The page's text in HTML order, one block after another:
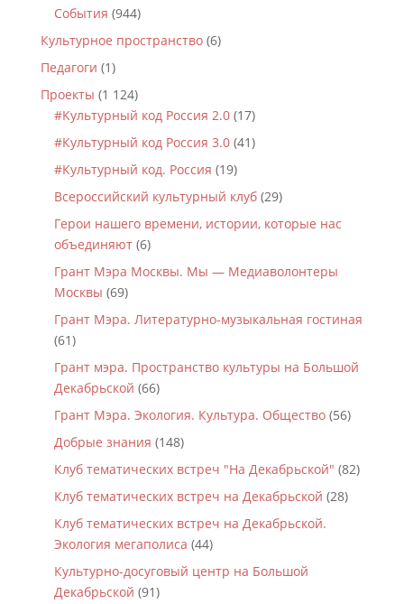
События (944)
Культурное пространство(6)
Педагоги (1)
Проекты (1 124)
#Культурный код Россия 2.0(17)
#Культурный код Россия 3.0(41)
#Культурный код. Россия (19)
Всероссийский культурный клуб(29)
Герои нашего времени, истории, которые нас
объединяют(6)
Грант Мэра Москвы. Мы — Медиаволонтеры
Москвы (69)
Грант Мэра. Литературно-музыкальная гостиная
(61)
Грант мэра. Пространство культуры на Большой
Декабрьской (66)
Грант Мэра. Экология. Культура. Общество(56)
Добрые знания (148)
Клуб тематических встреч "На Декабрьской" (82)
Клуб тематических встреч на Декабрьской (28)
Клуб тематических встреч на Декабрьской.
Экология мегаполиса (44)
Культурно-досуговый центр на Большой
Декабрьской (91)